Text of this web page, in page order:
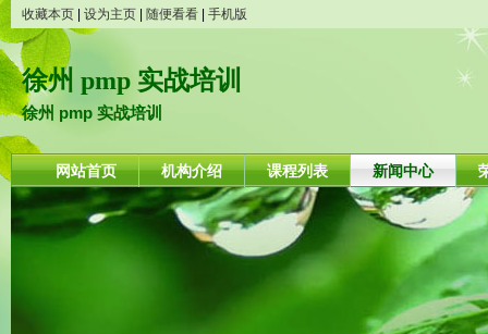
收藏本页 设为主页 随便看看 手机版
徐州 pmp 实战培训
徐州 pmp 实战培训
网站首页 机构介绍 课程列表 新闻中心